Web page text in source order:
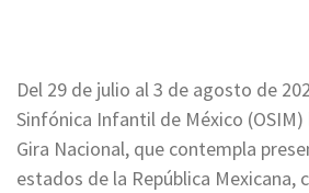
Del 29 de julio al 3 de agosto de
Sinfónica Infantil de México (OSIM)
Gira Nacional, que contempla
estados de la República Mexicana,